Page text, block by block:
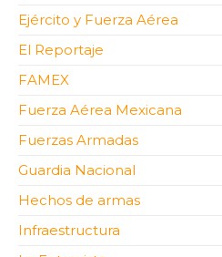
Ejército y Fuerza Aérea
El Reportaje
FAMEX
Fuerza Aérea Mexicana
Fuerzas Armadas
Guardia Nacional
Hechos de armas
Infraestructura